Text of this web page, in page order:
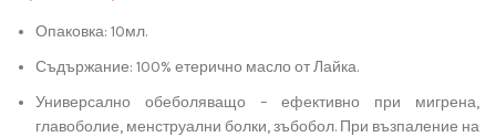
Опаковка: 10мл.
Съдържание: 100% етерично масло от Лайка.
Универсално обеболяващо – ефективно при мигрена,
главоболие, менструални болки, зъбобол. При възпаление на